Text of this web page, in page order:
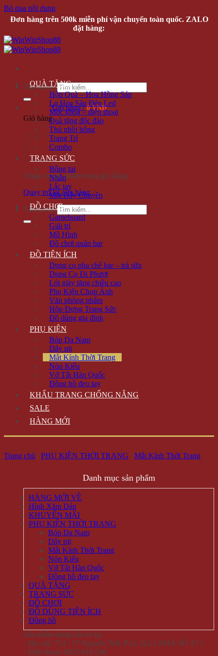
Bỏ qua nội dung
Đơn hàng trên 500k miễn phí vận chuyển toàn quốc. ZALO
đặt hàng:
Tìm kiếm:
Giỏ hàng /0 VNĐ
Giỏ hàng
Chưa có sản phẩm trong giỏ hàng.
Quay trở lại cửa hàng
Tìm kiếm:
QUÀ TẶNG
Hộp Quà – Hoa Hồng Sáp
Lọ Hoa Sáp Đèn Led
Móc khóa – điện thoại
Quà tặng độc đáo
Thú nhồi bông
Trang Trí
Combo
TRANG SỨC
Bông tai
Nhẫn
Lắc tay
Mặt Dây Chuyền
ĐỒ CHƠI
Gameboard
Giải trí
Mô Hình
Đồ chơi quán bar
ĐỒ TIỆN ÍCH
Dụng cụ pha chế bar – trà sữa
Dụng Cụ Đi Phượt
Lót giày tăng chiều cao
Phụ Kiện Chụp Ảnh
Văn phòng phẩm
Hộp Đựng Trang Sức
Đồ dùng gia đình
PHỤ KIỆN
Bóp Da Nam
Dây nịt
Mắt Kính Thời Trang
Nón Kiểu
Vớ Tất Hàn Quốc
Đồng hồ đeo tay
KHẨU TRANG CHỐNG NẮNG
SALE
HÀNG MỚI
Trang chủ / PHỤ KIỆN THỜI TRANG / Mắt Kính Thời Trang
Danh mục sản phẩm
HÀNG MỚI VỀ
Hình Xăm Dán
KHUYẾN MÃI
PHỤ KIỆN THỜI TRANG
Bóp Da Nam
Dây nịt
Mắt Kính Thời Trang
Nón Kiểu
Vớ Tất Hàn Quốc
Đồng hồ đeo tay
QUÀ TẶNG
TRANG SỨC
ĐỒ CHƠI
ĐỒ DÙNG TIỆN ÍCH
Đồng hồ
Sản phẩm đang sẵn có tại
- Địa chỉ: 714 / 17 Nguyễn Trãi, P.11, Q.5 ( NHÀ SỐ 17 )
- Điện thoại: 0935 616 536